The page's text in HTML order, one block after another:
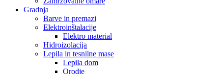
Gradnja
Barve in premazi
Elektroinštalacije
Elektro material
Hidroizolacija
Lepila in tesnilne mase
Lepila dom
Orodje